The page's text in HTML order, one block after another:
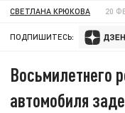
СВЕТЛАНА КРЮКОВА 20
ПОДПИШИТЕСЬ:
Восьмилетнего
автомобиля